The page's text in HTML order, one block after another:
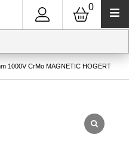
0
1000V CrMo MAGNETIC HOGERT